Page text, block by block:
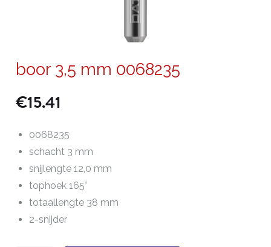
boor 3,5 mm 0068235
€15.41
0068235
schacht 3 mm
snijlengte 12,0 mm
tophoek 165°
totaallengte 38 mm
2-snijder